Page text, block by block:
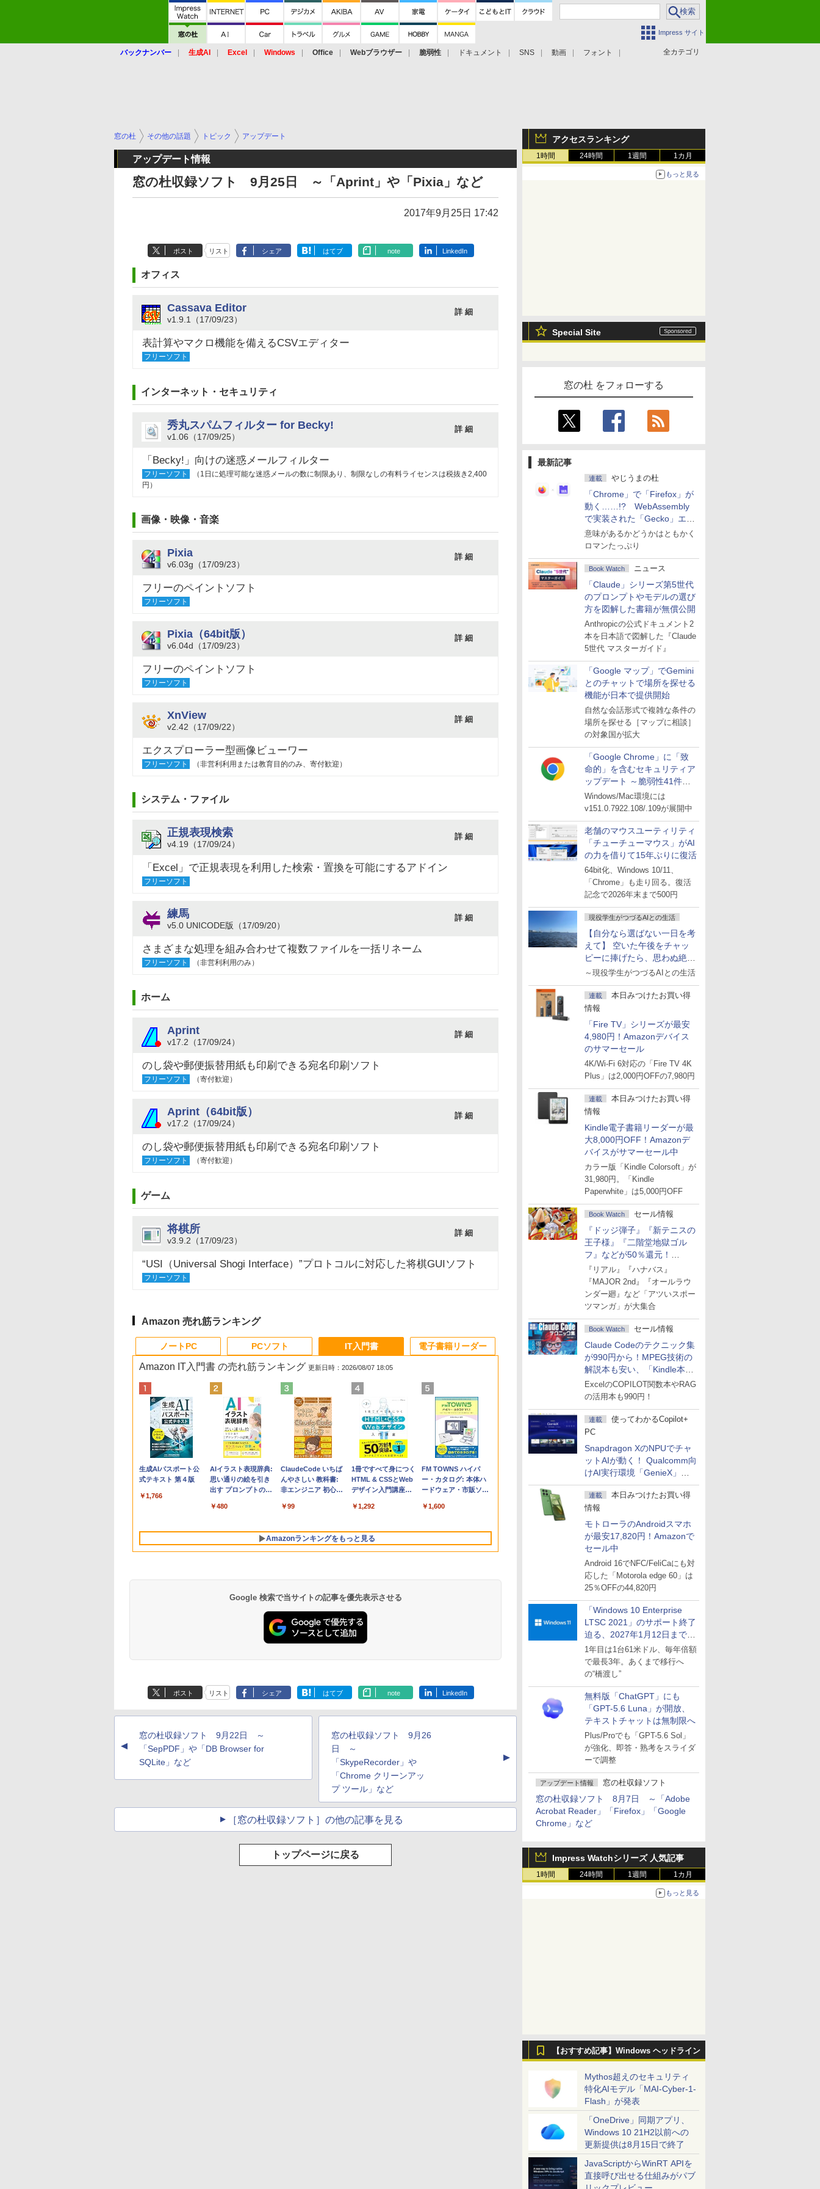
Impress サイト
全カテゴリ
バックナンバー 生成AI Excel Windows Office Webブラウザー 脆弱性 ドキュメント SNS 動画 フォント
アクセスランキング
1時間 24時間 1週間 1カ月
もっと見る
Special Site
窓の杜 をフォローする
最新記事
連載 やじうまの杜
「Chrome」で「Firefox」が
動く……!? WebAssembly
で実装された「Gecko」エン
ジン
意味があるかどうかはともかく
ロマンたっぷり
Book Watch ニュース
「Claude」シリーズ第5世代
のプロンプトやモデルの選び
方を図解した書籍が無償公開
Anthropicの公式ドキュメント2
本を日本語で図解した『Claude
5世代 マスターガイド』
「Google マップ」でGemini
とのチャットで場所を探せる
機能が日本で提供開始
自然な会話形式で複雑な条件の
場所を探せる［マップに相談］
の対象国が拡大
「Google Chrome」に「致
命的」を含むセキュリティア
ップデート ～脆弱性41件に
対処
Windows/Mac環境には
v151.0.7922.108/.109が展開中
老舗のマウスユーティリティ
「チューチューマウス」がAI
の力を借りて15年ぶりに復活
64bit化、Windows 10/11、
「Chrome」も走り回る。復活
記念で2026年末まで500円
現役学生がつづるAIとの生活
【自分なら選ばない一日を考
えて】 空いた午後をチャッ
ピーに捧げたら、思わぬ絶景
に出会った話
～現役学生がつづるAIとの生活
連載
本日みつけたお買い得
情報
「Fire TV」シリーズが最安
4,980円！Amazonデバイス
のサマーセール
4K/Wi-Fi 6対応の「Fire TV 4K
Plus」は2,000円OFFの7,980円
連載
本日みつけたお買い得
情報
Kindle電子書籍リーダーが最
大8,000円OFF！Amazonデ
バイスがサマーセール中
カラー版「Kindle Colorsoft」が
31,980円。「Kindle
Paperwhite」は5,000円OFF
Book Watch セール情報
『ドッジ弾子』『新テニスの
王子様』『二階堂地獄ゴル
フ』などが50％還元！
Amazonマンガ週末セール
『リアル』『ハナバス』
『MAJOR 2nd』『オールラウ
ンダー廻』など「アツいスポー
ツマンガ」が大集合
Book Watch セール情報
Claude Codeのテクニック集
が990円から！MPEG技術の
解説本も安い、「Kindle本サ
マーセール」第2弾開始！
ExcelのCOPILOT関数本やRAG
の活用本も990円！
連載
使ってわかるCopilot+
PC
Snapdragon XのNPUでチャ
ットAIが動く！ Qualcomm向
けAI実行環境「GenieX」を
試してみた
連載
本日みつけたお買い得
情報
モトローラのAndroidスマホ
が最安17,820円！Amazonで
セール中
Android 16でNFC/FeliCaにも対
応した「Motorola edge 60」は
25％OFFの44,820円
「Windows 10 Enterprise
LTSC 2021」のサポート終了
迫る、2027年1月12日まで
～ESUは9月1日から販売
1年目は1台61米ドル、毎年倍額
で最長3年。あくまで移行へ
の“橋渡し”
無料版「ChatGPT」にも
「GPT-5.6 Luna」が開放、
テキストチャットは無制限へ
Plus/Proでも「GPT-5.6 Sol」
が強化、即答・熟考をスライダ
ーで調整
アップデート情報 窓の杜収録ソフト
窓の杜収録ソフト 8月7日 ～「Adobe
Acrobat Reader」「Firefox」「Google
Chrome」など
Impress Watchシリーズ 人気記事
1時間 24時間 1週間 1カ月
もっと見る
【おすすめ記事】Windows ヘッドライン
Mythos超えのセキュリティ
特化AIモデル「MAI-Cyber-1-
Flash」が発表
「OneDrive」同期アプリ、
Windows 10 21H2以前への
更新提供は8月15日で終了
JavaScriptからWinRT APIを
直接呼び出せる仕組みがパブ
窓の杜 その他の話題 トピック アップデート
アップデート情報
窓の杜収録ソフト 9月25日 ～「Aprint」や「Pixia」など
2017年9月25日 17:42
ポスト リスト シェア はてブ note LinkedIn
オフィス
Cassava Editor
v1.9.1（17/09/23）
詳 細
表計算やマクロ機能を備えるCSVエディター
フリーソフト
インターネット・セキュリティ
秀丸スパムフィルター for Becky!
v1.06（17/09/25）
詳 細
「Becky!」向けの迷惑メールフィルター
フリーソフト
（1日に処理可能な迷惑メールの数に制限あり、制限なしの有料ライセンスは税抜き2,400
円）
画像・映像・音楽
Pixia
v6.03g（17/09/23）
詳 細
フリーのペイントソフト
フリーソフト
Pixia（64bit版）
v6.04d（17/09/23）
詳 細
フリーのペイントソフト
フリーソフト
XnView
v2.42（17/09/22）
詳 細
エクスプローラー型画像ビューワー
フリーソフト （非営利利用または教育目的のみ、寄付歓迎）
システム・ファイル
正規表現検索
v4.19（17/09/24）
詳 細
「Excel」で正規表現を利用した検索・置換を可能にするアドイン
フリーソフト
練馬
v5.0 UNICODE版（17/09/20）
詳 細
さまざまな処理を組み合わせて複数ファイルを一括リネーム
フリーソフト （非営利利用のみ）
ホーム
Aprint
v17.2（17/09/24）
詳 細
のし袋や郵便振替用紙も印刷できる宛名印刷ソフト
フリーソフト （寄付歓迎）
Aprint（64bit版）
v17.2（17/09/24）
詳 細
のし袋や郵便振替用紙も印刷できる宛名印刷ソフト
フリーソフト （寄付歓迎）
ゲーム
将棋所
v3.9.2（17/09/23）
詳 細
“USI（Universal Shogi Interface）”プロトコルに対応した将棋GUIソフト
フリーソフト
Amazon 売れ筋ランキング
ノートPC
Apple 2026
MacBook Neo A18
ンチノートブック：
Retinaディスプレ
512GB SSD、1080p
tomtoc 360°保護
15.6 16インチ パソコ
ンケース Dell NEC
dynabook Lenovo
￥2,952
Apple 2026
MacBook Air M5チ
ップ搭載13インチノ
Apple Intelligence、
Retinaディスプレ
イ、16GBユニファイ
ドメモリ、1TB SSD
ド、Touch ID - シル
バー
￥261,414
【Amazon.co.jp限
定】 HP ノートパソ
コン 15-fd 15.6イン
512GB SSD インテ
￥129,800
FMV ノートパソコン
WE1-K3 (MS 365
Personal/Copilotキー
型/Core i5/16GB/SSD
FMVWK3E15W_AZ
￥139,880
PCソフト
Robloxギフトカード
- 800 Robux 【限定
を含む】 【オンライ
インコード版
Microsoft Office
Home & Business
2024(最新 永続版)|オ
版|Windows11、
￥39,582
Robloxギフトカード
- 2,000 Robux 【限
定バーチャルアイテ
インゲームコード】
ラインコード版
￥3,200
Robloxギフトカード
- 1000 Robux 【限定
バーチャルアイテム
ンゲームコード】 ロ
ンコード版
￥1,600
Windows版 |
Minecraft (マインクラ
フト): Java & Bedrock
ード版
￥3,600
IT入門書
Amazon IT入門書 の売れ筋ランキング 更新日時：2026/08/07 18:05
生成AIパスポート公
式テキスト 第４版
￥1,766
AIイラスト表現辞典:
思い通りの絵を引き
出す プロンプトの言
ズ (はぴーイラスト
￥480
ClaudeCode いちば
んやさしい 教科書:
非エンジニア 初心者
マニュアル AI副業に
もKindle出版にも！
非エンジニアのため
のAIコーディング入
￥99
1冊ですべて身につく
HTML & CSSとWeb
デザイン入門講座
￥1,292
FM TOWNS ハイパ
ー・カタログ: 本体ハ
ードウェア・市販ソフ
トリストと最新エミュ
￥1,600
Amazonランキングをもっと見る
電子書籍リーダー
7インチディスプレ
イ、色調調節ライ
テリー、広告なし、
￥22,980
ない、大きな画面で
読みやすい、6週間持
チディスプレイ電子
ック、16GB、広告な
し
￥16,980
ション (32GB) 7イン
チディスプレイ、明
調節ライト、12週間
告なし、メタリック
￥27,980
トレージ、防水、7イ
ンチカラーディスプ
ト、最大8週間持続バ
し、ブラック (2025
年発売)
￥31,980
インチカラーディスプ
レイ、64GBストレー
明るさ自動調整、色調
ムペン付き、グラファ
￥115,980
Google 検索で当サイトの記事を優先表示させる
ポスト リスト シェア はてブ note LinkedIn
▲
窓の杜収録ソフト 9月22日 ～
「SepPDF」や「DB Browser for
SQLite」など
窓の杜収録ソフト 9月26
日 ～
「SkypeRecorder」や
「Chrome クリーンアッ
プ ツール」など
▲
［窓の杜収録ソフト］の他の記事を見る
トップページに戻る